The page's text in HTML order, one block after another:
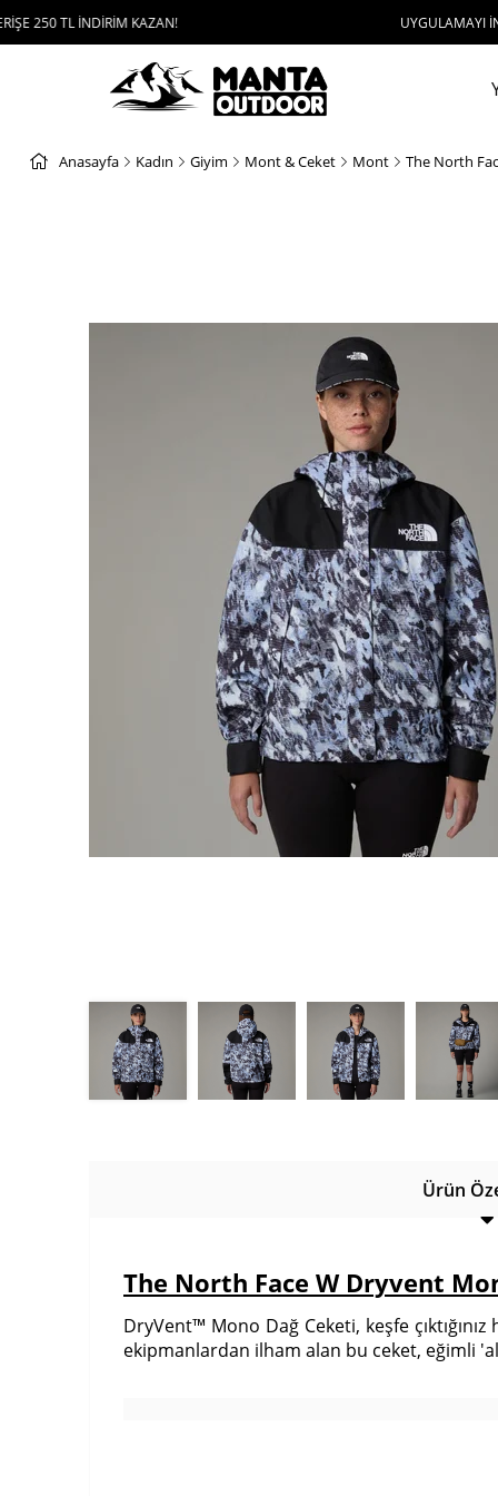
İNDİRİM KAZAN! UYGULAMAYI İNDİR,
Anasayfa Kadın Giyim Mont & Ceket Mont The North
Ürün
The North Face W Dryvent
DryVent™ Mono Dağ Ceketi, keşfe
ekipmanlardan ilham alan bu ceket, eğimli